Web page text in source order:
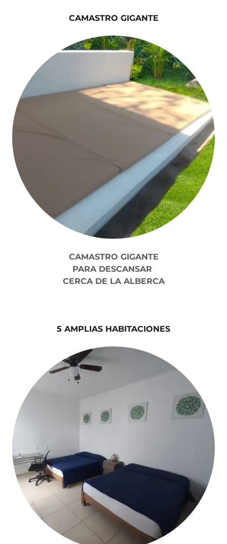
CAMASTRO GIGANTE
CAMASTRO GIGANTE
PARA DESCANSAR
CERCA DE LA ALBERCA
5 AMPLIAS HABITACIONES